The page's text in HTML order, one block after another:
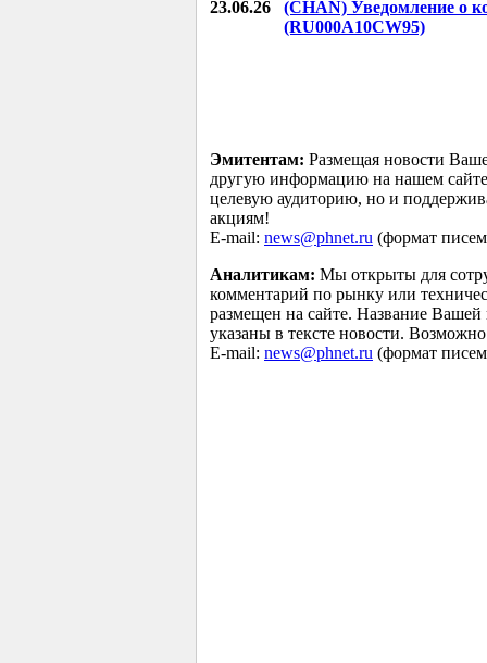
23.06.26
(CHAN) Уведомление о
(RU000A10CW95)
Эмитентам: Размещая новости
другую информацию на нашем
целевую аудиторию, но и
акциям!
E-mail: news@phnet.ru (формат
Аналитикам: Мы открыты для
комментарий по рынку или
размещен на сайте. Название
указаны в тексте новости.
E-mail: news@phnet.ru (формат